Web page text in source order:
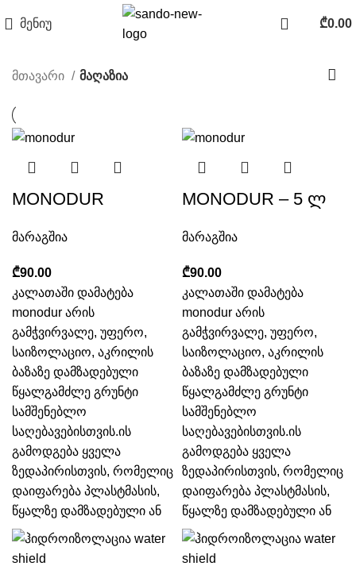
მენიუ ₾0.00
მთავარი მაღაზია
MONODUR
მარაგშია
₾
კალათაში დამატება
monodur არის
გამჭვირვალე, უფერო,
საიზოლაციო, აკრილის
ბაზაზე დამზადებული
წყალგამძლე გრუნტი
სამშენებლო
საღებავებისთვის.ის
გამოდგება ყველა
ზედაპირისთვის, რომელიც
დაიფარება პლასტმასის,
წყალზე დამზადებული ან
MONODUR – 5 ლ
მარაგშია
₾
კალათაში დამატება
monodur არის
გამჭვირვალე, უფერო,
საიზოლაციო, აკრილის
ბაზაზე დამზადებული
წყალგამძლე გრუნტი
სამშენებლო
საღებავებისთვის.ის
გამოდგება ყველა
ზედაპირისთვის, რომელიც
დაიფარება პლასტმასის,
წყალზე დამზადებული ან